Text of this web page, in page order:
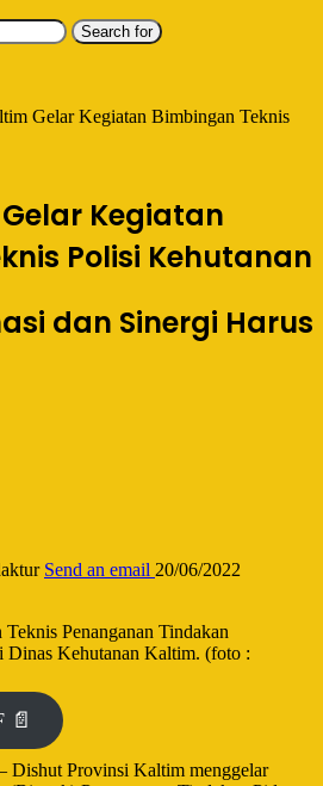
Search for
Gelar Kegiatan Bimbingan Teknis
Kegiatan
Polisi Kehutanan
dan Sinergi Harus
Send an email 20/06/2022
Penanganan Tindakan
Dinas Kehutanan Kaltim. (foto :
📄
Dishut Provinsi Kaltim menggelar